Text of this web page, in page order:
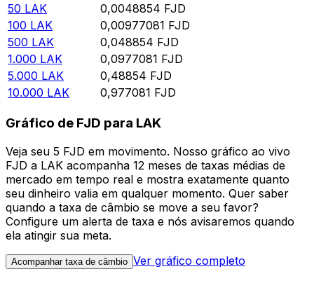
50 LAK 0,0048854 FJD
100 LAK 0,00977081 FJD
500 LAK 0,048854 FJD
1.000 LAK 0,0977081 FJD
5.000 LAK 0,48854 FJD
10.000 LAK 0,977081 FJD
Gráfico de FJD para LAK
Veja seu 5 FJD em movimento. Nosso gráfico ao vivo
FJD a LAK acompanha 12 meses de taxas médias de
mercado em tempo real e mostra exatamente quanto
seu dinheiro valia em qualquer momento. Quer saber
quando a taxa de câmbio se move a seu favor?
Configure um alerta de taxa e nós avisaremos quando
ela atingir sua meta.
Acompanhar taxa de câmbio Ver gráfico completo